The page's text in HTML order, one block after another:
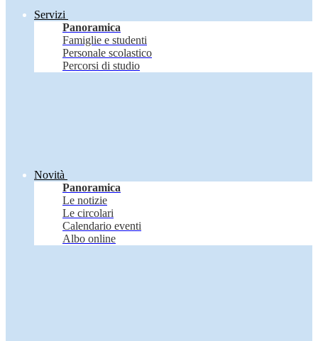
Servizi
Panoramica
Famiglie e studenti
Personale scolastico
Percorsi di studio
Novità
Panoramica
Le notizie
Le circolari
Calendario eventi
Albo online